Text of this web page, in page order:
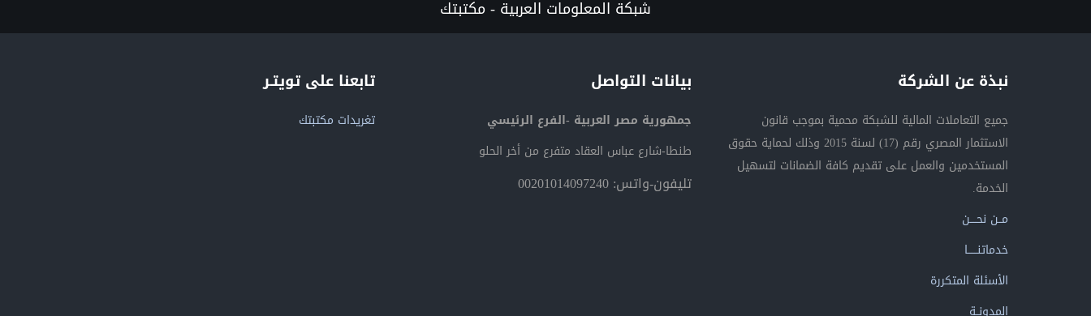
شبكة المعلومات العربية - مكتبتك
نبذة عن الشركة
جميع التعاملات المالية للشبكة محمية بموجب قانون
الاستثمار المصري رقم (17) لسنة 2015 وذلك لحماية حقوق
المستخدمين والعمل على تقديم كافة الضمانات لتسهيل
الخدمة.
مــن نحــــن
خدماتنــــــا
الأسئلة المتكررة
المدونــة
بيانات التواصل
جمهورية مصر العربية -الفرع الرئيسي
طنطا-شارع عباس العقاد متفرع من أخر الحلو
تليفون-واتس: 00201014097240
تابعنا على تويتـر
تغريدات مكتبتك